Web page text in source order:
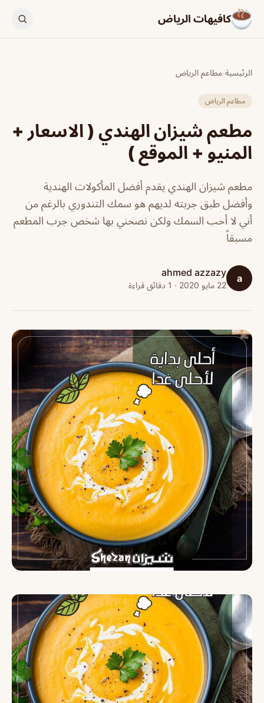
كافيهات الرياض
الرئيسية/مطاعم الرياض
مطاعم الرياض
مطعم شيزان الهندي ( الاسعار +
المنيو + الموقع )
مطعم شيزان الهندي يقدم أفضل المأكولات الهندية
وأفضل طبق جربته لديهم هو سمك التندوري بالرغم من
أني لا أحب السمك ولكن نصحني بها شخص جرب المطعم
مسبقاً
a
ahmed azzazy
22 مايو 2020 · 1 دقائق قراءة